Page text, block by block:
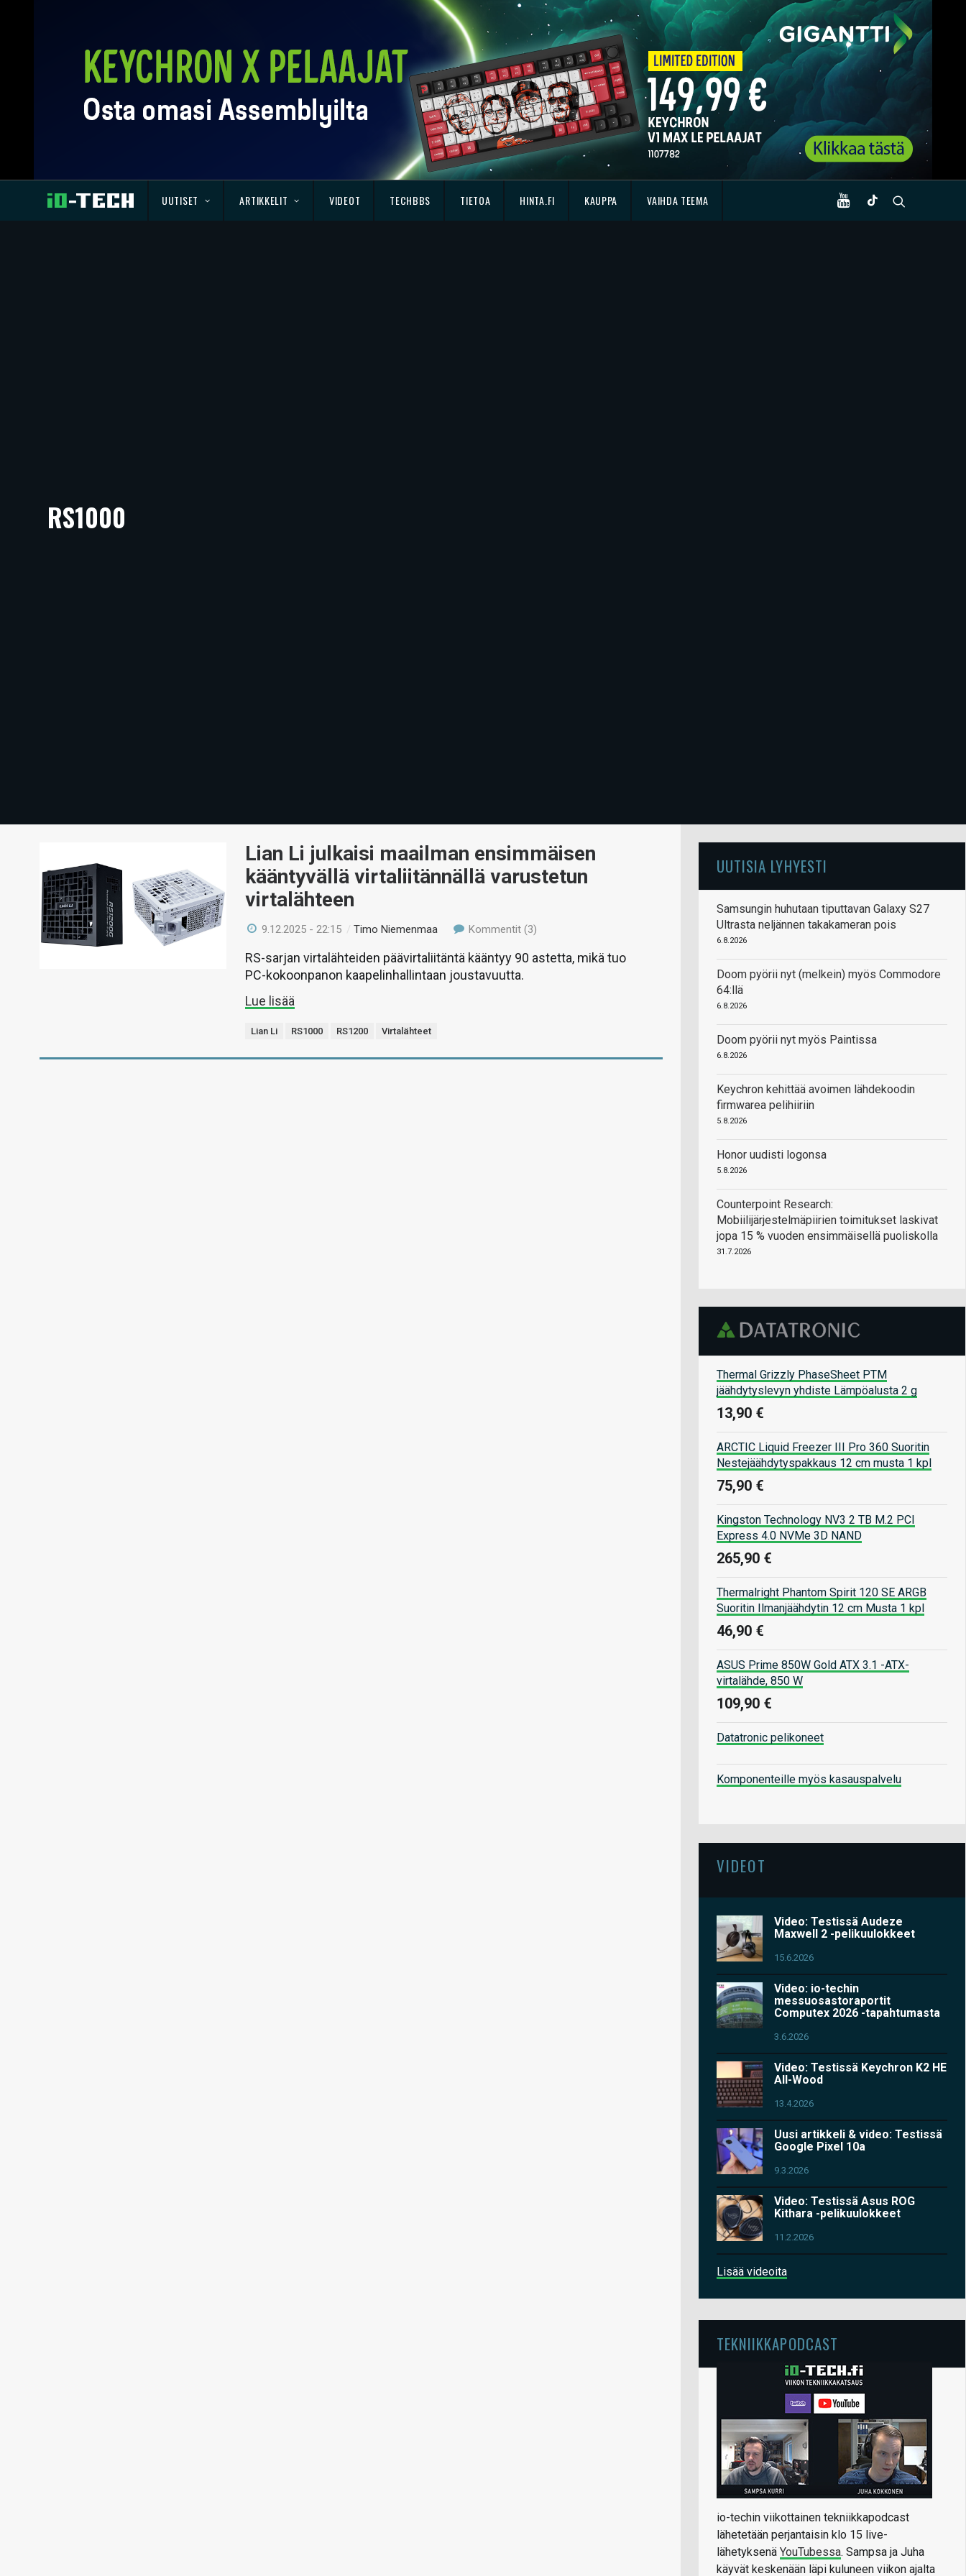
UUTISET ARTIKKELIT VIDEOT TECHBBS TIETOA HINTA.FI KAUPPA VAIHDA TEEMA
RS1000
Lian Li julkaisi maailman ensimmäisen
kääntyvällä virtaliitännällä varustetun
virtalähteen
9.12.2025 - 22:15 /Timo Niemenmaa Kommentit (3)
RS-sarjan virtalähteiden päävirtaliitäntä kääntyy 90 astetta, mikä tuo
PC-kokoonpanon kaapelinhallintaan joustavuutta.
Lue lisää
Lian Li RS1000 RS1200 Virtalähteet
UUTISIA LYHYESTI
Samsungin huhutaan tiputtavan Galaxy S27
Ultrasta neljännen takakameran pois
6.8.2026
Doom pyörii nyt (melkein) myös Commodore
64:llä
6.8.2026
Doom pyörii nyt myös Paintissa
6.8.2026
Keychron kehittää avoimen lähdekoodin
firmwarea pelihiiriin
5.8.2026
Honor uudisti logonsa
5.8.2026
Counterpoint Research:
Mobiilijärjestelmäpiirien toimitukset laskivat
jopa 15 % vuoden ensimmäisellä puoliskolla
31.7.2026
Thermal Grizzly PhaseSheet PTM
jäähdytyslevyn yhdiste Lämpöalusta 2 g
13,90 €
ARCTIC Liquid Freezer III Pro 360 Suoritin
Nestejäähdytyspakkaus 12 cm musta 1 kpl
75,90 €
Kingston Technology NV3 2 TB M.2 PCI
Express 4.0 NVMe 3D NAND
265,90 €
Thermalright Phantom Spirit 120 SE ARGB
Suoritin Ilmanjäähdytin 12 cm Musta 1 kpl
46,90 €
ASUS Prime 850W Gold ATX 3.1 -ATX-
virtalähde, 850 W
109,90 €
Datatronic pelikoneet
Komponenteille myös kasauspalvelu
VIDEOT
Video: Testissä Audeze
Maxwell 2 -pelikuulokkeet
15.6.2026
Video: io-techin
messuosastoraportit
Computex 2026 -tapahtumasta
3.6.2026
Video: Testissä Keychron K2 HE
All-Wood
13.4.2026
Uusi artikkeli & video: Testissä
Google Pixel 10a
9.3.2026
Video: Testissä Asus ROG
Kithara -pelikuulokkeet
11.2.2026
Lisää videoita
TEKNIIKKAPODCAST
io-techin viikottainen tekniikkapodcast
lähetetään perjantaisin klo 15 live-
lähetyksenä YouTubessa. Sampsa ja Juha
käyvät keskenään läpi kuluneen viikon ajalta